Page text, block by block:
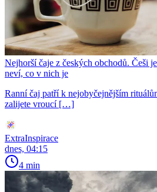
Nejhorší čaje z českých obchodů. Češi
neví, co v nich je
Ranní čaj patří k nejobyčejnějším
zalijete vroucí […]
ExtraInspirace
dnes, 04:15
4 min